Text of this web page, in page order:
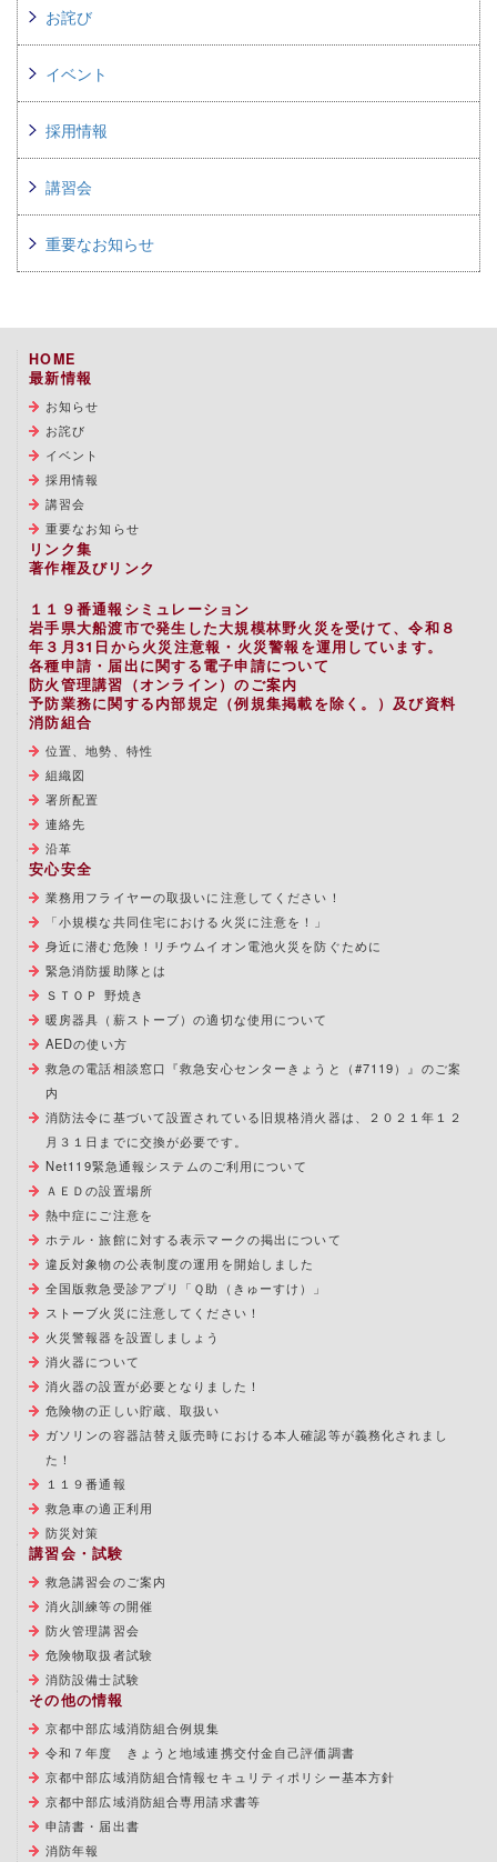
お詫び
イベント
採用情報
講習会
重要なお知らせ
HOME
最新情報
お知らせ
お詫び
イベント
採用情報
講習会
重要なお知らせ
リンク集
著作権及びリンク
１１９番通報シミュレーション
岩手県大船渡市で発生した大規模林野火災を受けて、令和８
年３月31日から火災注意報・火災警報を運用しています。
各種申請・届出に関する電子申請について
防火管理講習（オンライン）のご案内
予防業務に関する内部規定（例規集掲載を除く。）及び資料
消防組合
位置、地勢、特性
組織図
署所配置
連絡先
沿革
安心安全
業務用フライヤーの取扱いに注意してください！
「小規模な共同住宅における火災に注意を！」
身近に潜む危険！リチウムイオン電池火災を防ぐために
緊急消防援助隊とは
ＳＴＯＰ 野焼き
暖房器具（薪ストーブ）の適切な使用について
AEDの使い方
救急の電話相談窓口『救急安心センターきょうと（#7119）』のご案
内
消防法令に基づいて設置されている旧規格消火器は、２０２１年１２
月３１日までに交換が必要です。
Net119緊急通報システムのご利用について
ＡＥＤの設置場所
熱中症にご注意を
ホテル・旅館に対する表示マークの掲出について
違反対象物の公表制度の運用を開始しました
全国版救急受診アプリ「Ｑ助（きゅーすけ）」
ストーブ火災に注意してください！
火災警報器を設置しましょう
消火器について
消火器の設置が必要となりました！
危険物の正しい貯蔵、取扱い
ガソリンの容器詰替え販売時における本人確認等が義務化されまし
た！
１１９番通報
救急車の適正利用
防災対策
講習会・試験
救急講習会のご案内
消火訓練等の開催
防火管理講習会
危険物取扱者試験
消防設備士試験
その他の情報
京都中部広域消防組合例規集
令和７年度 きょうと地域連携交付金自己評価調書
京都中部広域消防組合情報セキュリティポリシー基本方針
京都中部広域消防組合専用請求書等
申請書・届出書
消防年報